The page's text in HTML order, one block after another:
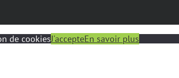
de cookiesJ'accepteEn savoir plus